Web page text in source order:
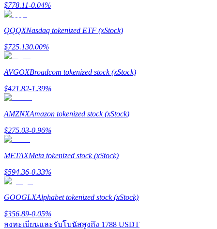
พันธมิตร Bitrue
มากถึง 65% คอมมิชชั่น!
$778.11-0.04%
QQQXNasdaq tokenized ETF (xStock)
$725.130.00%
AVGOXBroadcom tokenized stock (xStock)
$421.82-1.39%
AMZNXAmazon tokenized stock (xStock)
$275.03-0.96%
METAXMeta tokenized stock (xStock)
$594.36-0.33%
GOOGLXAlphabet tokenized stock (xStock)
$356.89-0.05%
ลงทะเบียนและรับโบนัสสูงถึง 1788 USDT